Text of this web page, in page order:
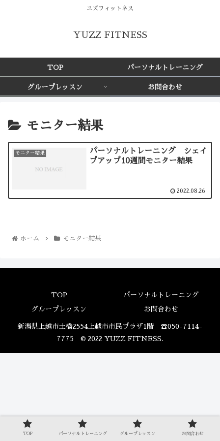
ユズフィットネス
YUZZ FITNESS
TOP パーソナルトレーニング
グループレッスン お問合わせ
モニター結果
モニター結果
パーソナルトレーニング シェイ
プアップ10週間モニター結果
2022.08.26
ホーム モニター結果
TOP パーソナルトレーニング
グループレッスン お問合わせ
新潟県上越市土橋2554上越市市民プラザ1階 ☎050-7114-
7775 © 2022 YUZZ FITNESS.
TOP パーソナルトレーニング グループレッスン お問合わせ